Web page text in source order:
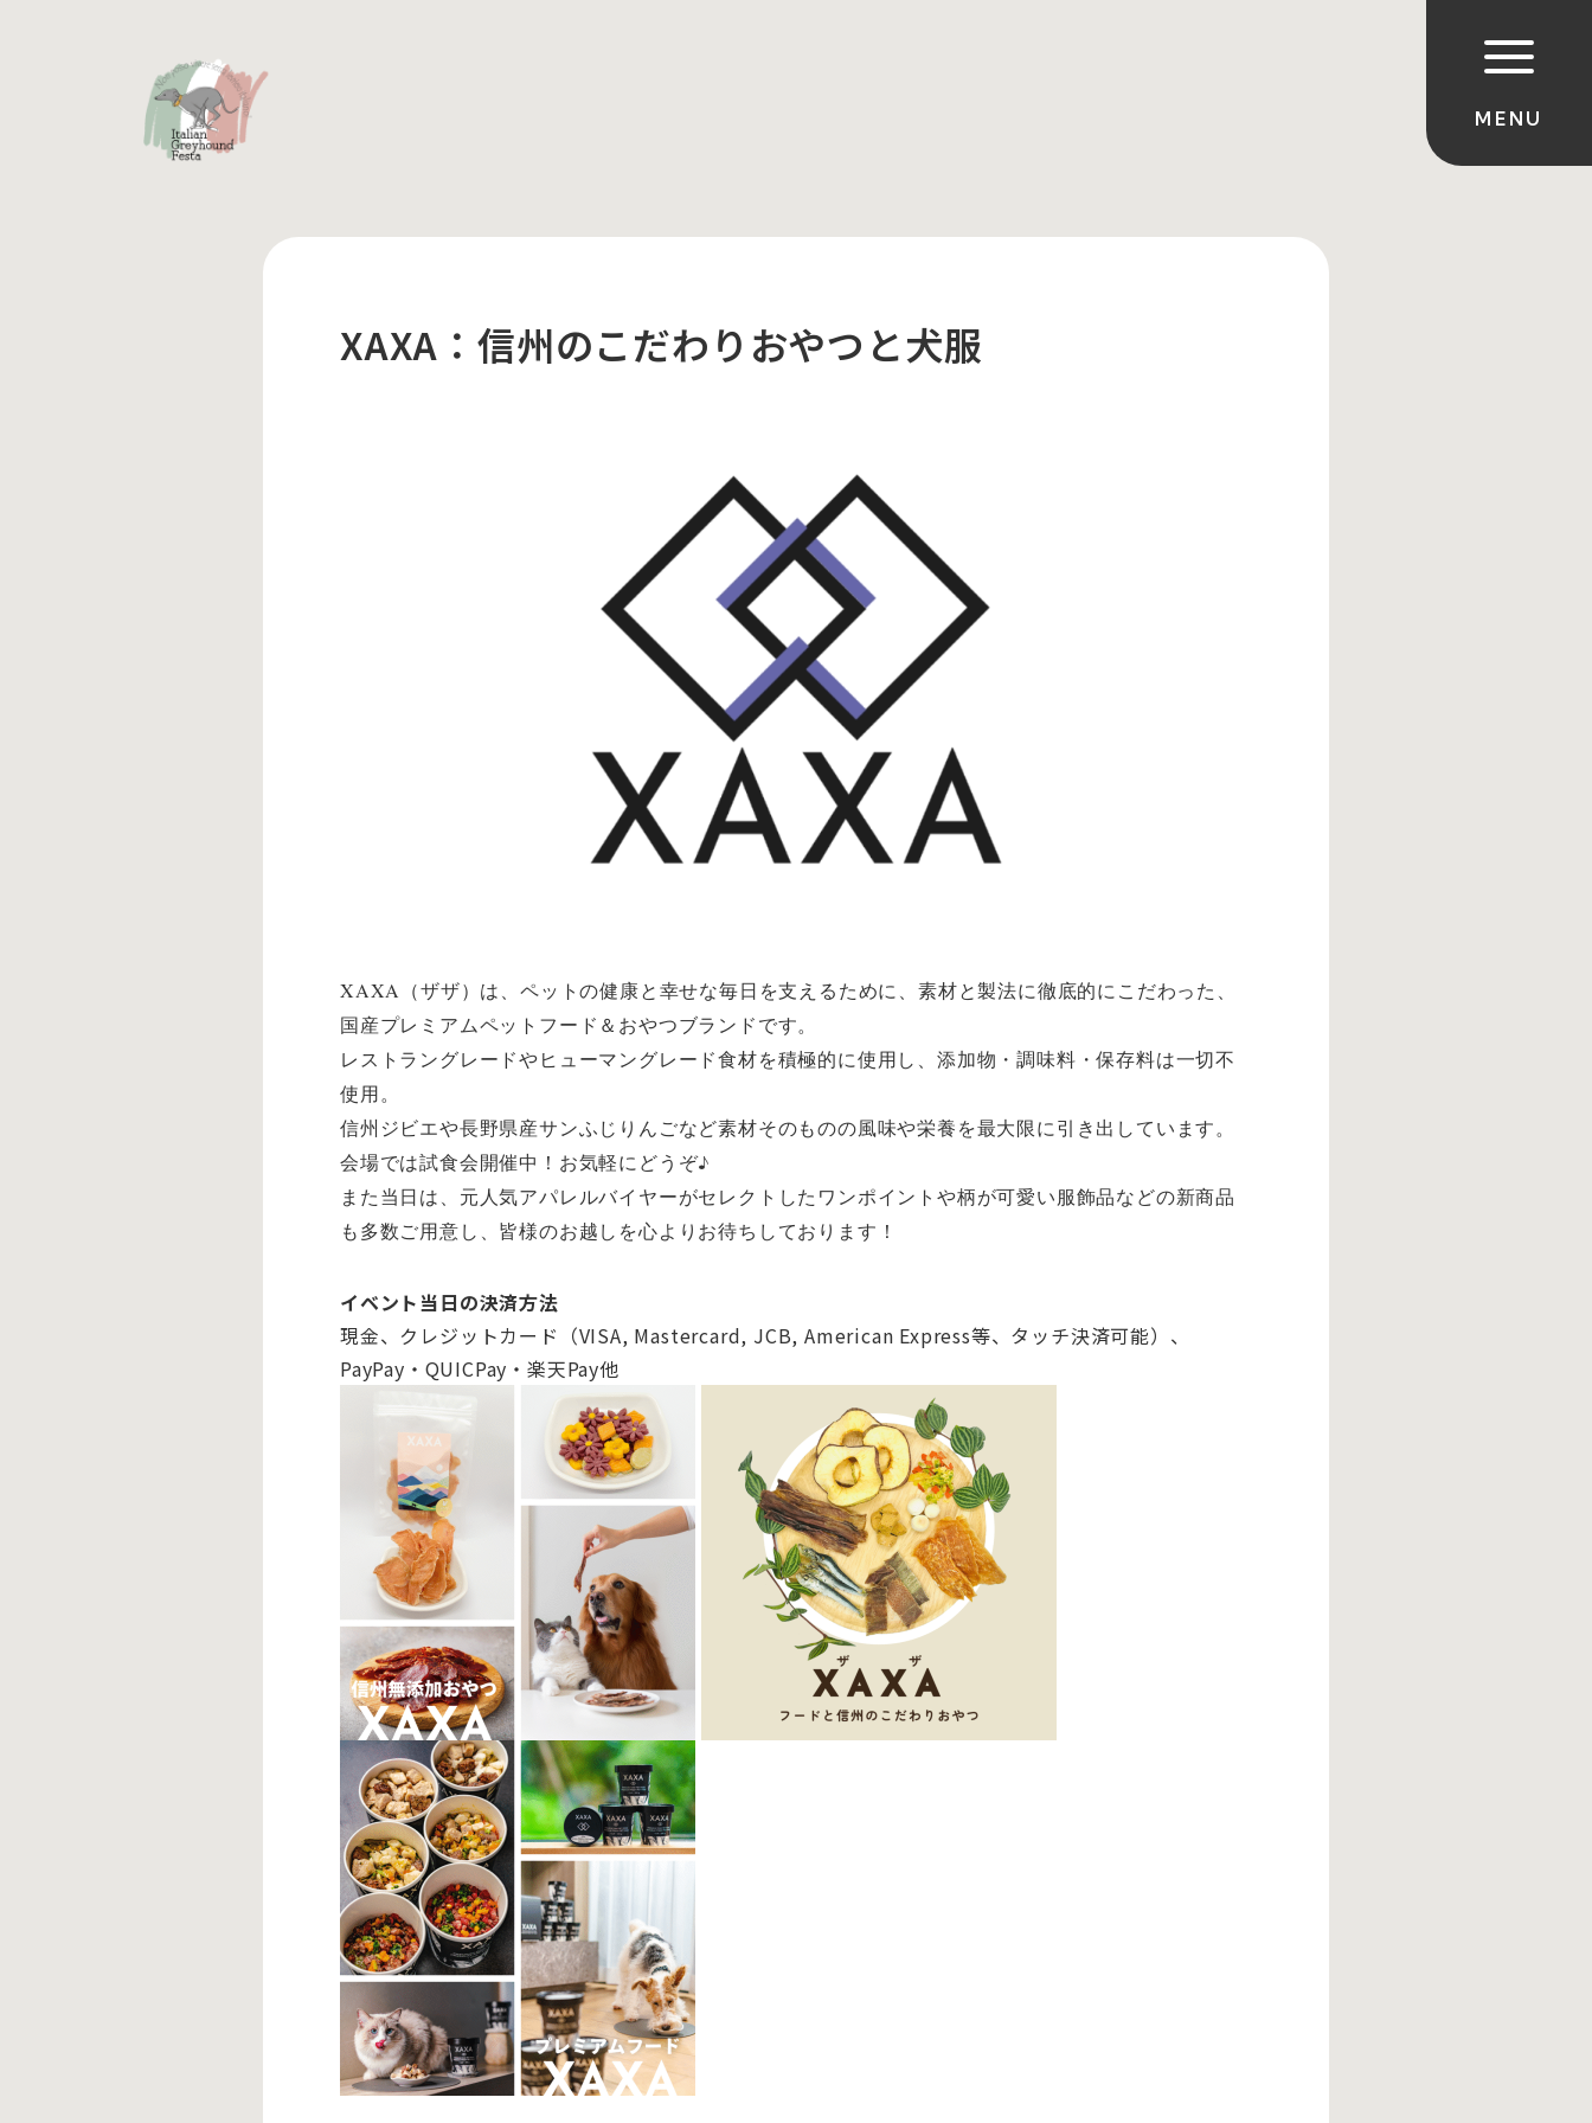
XAXA：信州のこだわりおやつと犬服
XAXA（ザザ）は、 ペットの健康と幸せな毎日を支えるために、 素材と製法に徹底的にこだわった、
国産プレミアムペットフード＆ おやつブランドです。
レストラングレードやヒューマングレード食材を積極的に使用し、 添加物・調味料・保存料は一切不
使用。
信州ジビエや長野県産サンふじりんごなど素材そのものの風味や栄養を最大限に引き出しています。
会場では試食会開催中！お気軽にどうぞ♪
また当日は、 元人気アパレルバイヤーがセレクトしたワンポイントや柄が可愛い服飾品などの新商品
も多数ご用意し、 皆様のお越しを心よりお待ちしております！
イベント当日の決済方法
現金、クレジットカード（VISA, Mastercard, JCB, American Express等、タッチ決済可能）、
PayPay・ QUICPay・楽天Pay他